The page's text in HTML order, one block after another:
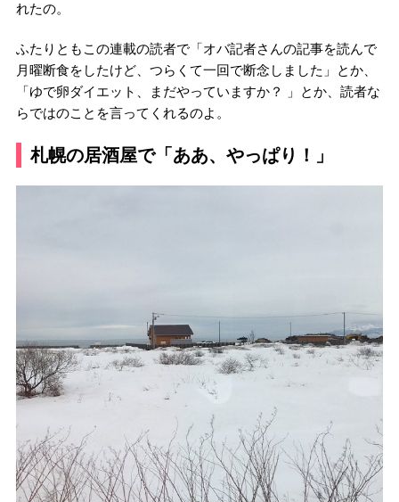
れたの。
ふたりともこの連載の読者で「オバ記者さんの記事を読んで
月曜断食をしたけど、つらくて一回で断念しました」とか、
「ゆで卵ダイエット、まだやっていますか？ 」とか、読者な
らではのことを言ってくれるのよ。
札幌の居酒屋で「ああ、やっぱり！」